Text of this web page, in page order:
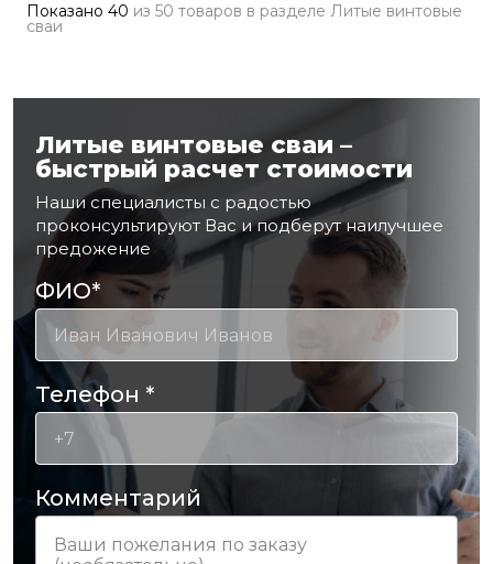
Показано 40 из 50 товаров в разделе Литые винтовые
сваи
Литые винтовые сваи –
быстрый расчет стоимости
Наши специалисты с радостью
проконсультируют Вас и подберут наилучшее
предожение
ФИО*
Телефон *
Комментарий